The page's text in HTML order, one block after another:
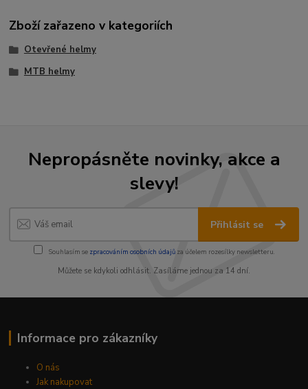
Zboží zařazeno v kategoriích
Otevřené helmy
MTB helmy
Nepropásněte novinky, akce a
slevy!
Přihlásit se
Souhlasím se zpracováním osobních údajůza účelem rozesílky newsletteru.
Můžete se kdykoli odhlásit. Zasíláme jednou za 14 dní.
Informace pro zákazníky
O nás
Jak nakupovat